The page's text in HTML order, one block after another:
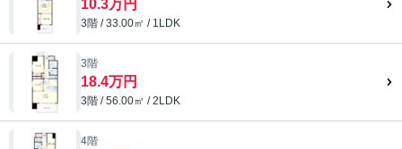
10.3万円
3階 / 33.00㎡ / 1LDK
3階
18.4万円
3階 / 56.00㎡ / 2LDK
4階